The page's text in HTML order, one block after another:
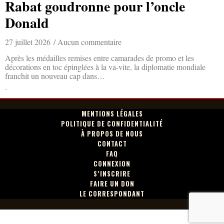
Rabat goudronne pour l’oncle
Donald
27 juillet 2026
Aucun commentaire
Après les médailles remises entre camarades de promo et les
décorations en toc épinglées à la va-vite, la diplomatie mondiale
franchit un nouveau cap dans…
MENTIONS LÉGALES
POLITIQUE DE CONFIDENTIALITÉ
À PROPOS DE NOUS
CONTACT
FAQ
CONNEXION
S’INSCRIRE
FAIRE UN DON
LE CORRESPONDANT